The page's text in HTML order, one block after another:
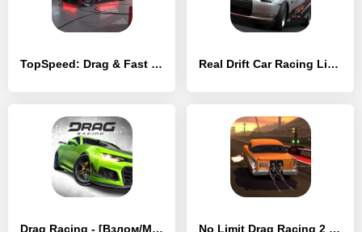
TopSpeed: Drag & Fast Racing - [Взлом/МОД Unlocked] Real Drift Car Racing Lite - [Взлом/МОД Меню]
Drag Racing - [Взлом/МОД Unlocked] No Limit Drag Racing 2 - [Взлом/МОД Все открыто]